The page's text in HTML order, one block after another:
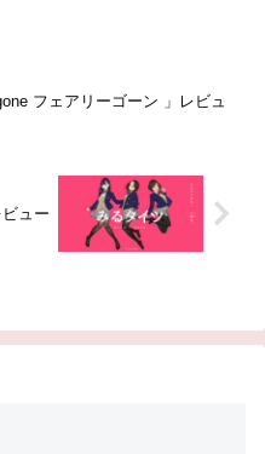
フェアリーゴーン 」レビュ
ビュー